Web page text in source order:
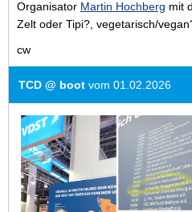
Organisator Martin Hochberg mit
Zelt oder Tipi?, vegetarisch/
cw
TCD @ bootvom 01.02.2026